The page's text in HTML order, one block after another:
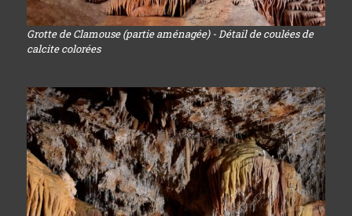
Grotte de Clamouse (partie aménagée) - Détail de coulées de
calcite colorées